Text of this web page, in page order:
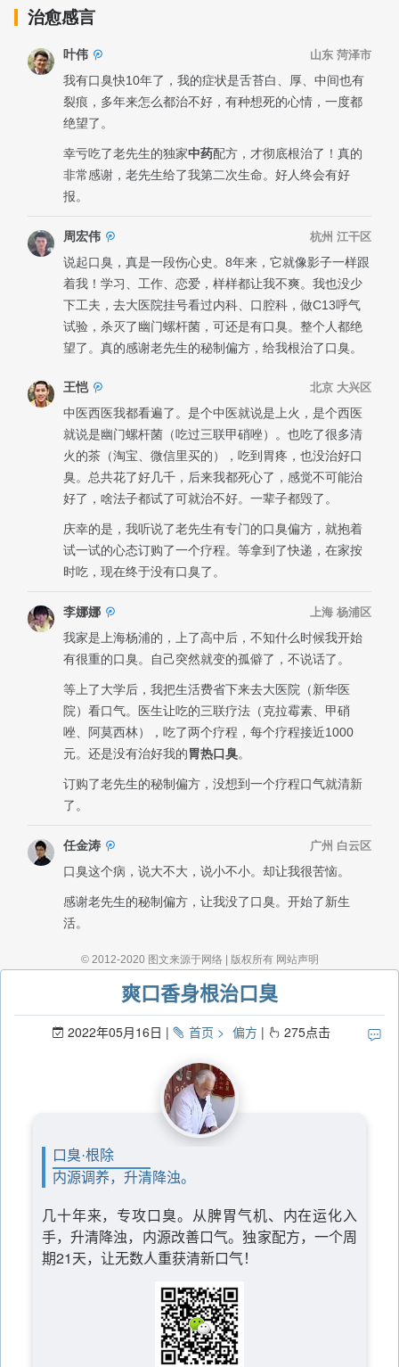
爽口香身根治口臭
2022年05月16日 首页 偏方 275点击
口臭·根除
内源调养，升清降浊。
几十年来，专攻口臭。从脾胃气机、内在运化入
手，升清降浊，内源改善口气。独家配方，一个周
期21天，让无数人重获清新口气！